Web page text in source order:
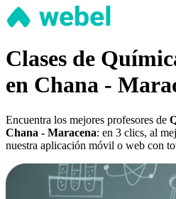
Clases de
en Chana -
Encuentra los mejores profesores de
Chana - Maracena: en 3 clics, al
nuestra aplicación móvil o web con